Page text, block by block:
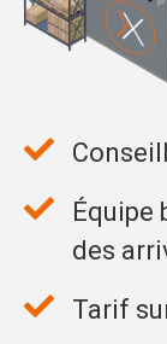
Équipe
des
Tarif